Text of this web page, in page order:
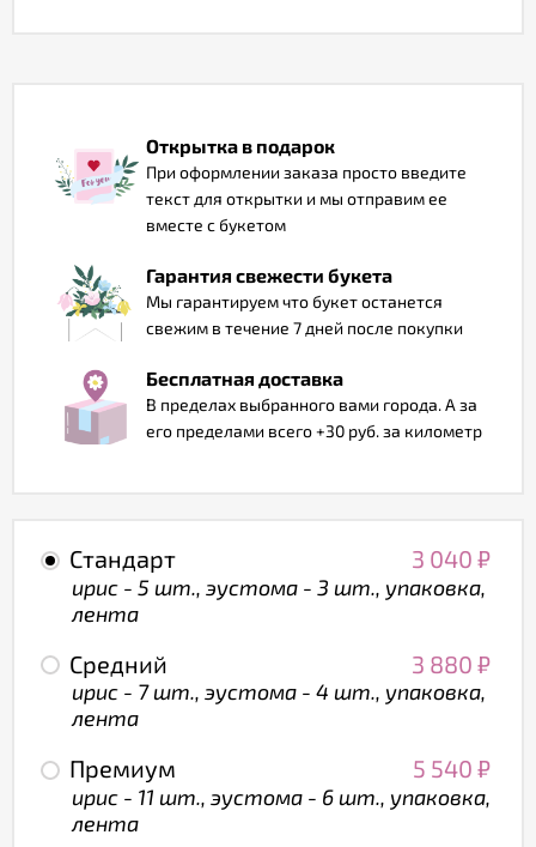
Открытка в подарок
При оформлении заказа просто введите
текст для открытки и мы отправим ее
вместе с букетом
Гарантия свежести букета
Мы гарантируем что букет останется
свежим в течение 7 дней после покупки
Бесплатная доставка
В пределах выбранного вами города. А за
его пределами всего +30 руб. за километр
Стандарт 3 040 ₽
ирис - 5 шт., эустома - 3 шт., упаковка,
лента
Средний 3 880 ₽
ирис - 7 шт., эустома - 4 шт., упаковка,
лента
Премиум 5 540 ₽
ирис - 11 шт., эустома - 6 шт., упаковка,
лента